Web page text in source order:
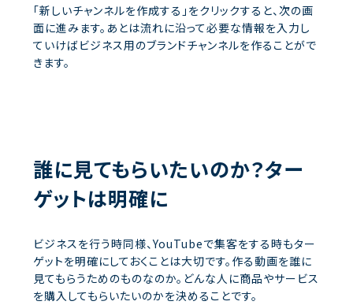
「新しいチャンネルを作成する」をクリックすると、次の画
面に進みます。あとは流れに沿って必要な情報を入力し
ていけばビジネス用のブランドチャンネルを作ることがで
きます。
誰に見てもらいたいのか？ター
ゲットは明確に
ビジネスを行う時同様、YouTubeで集客をする時もター
ゲットを明確にしておくことは大切です。作る動画を誰に
見てもらうためのものなのか。どんな人に商品やサービス
を購入してもらいたいのかを決めることです。